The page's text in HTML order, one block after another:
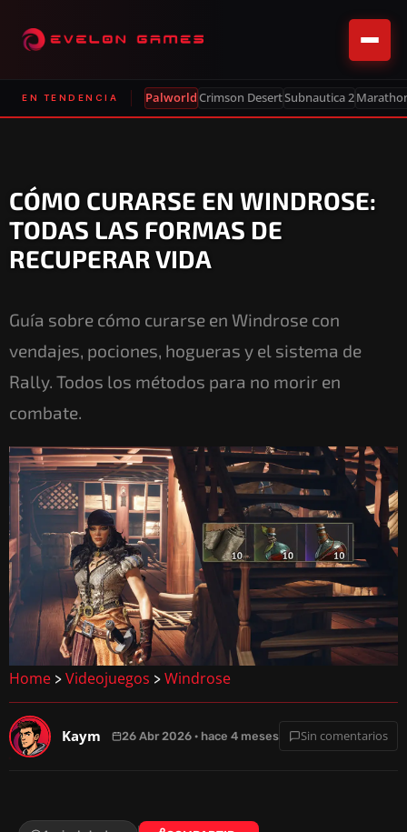
EN TENDENCIA PalworldCrimson DesertSubnautica 2
CÓMO CURARSE EN WINDROSE:
TODAS LAS FORMAS DE
RECUPERAR VIDA
Guía sobre cómo curarse en Windrose con
vendajes, pociones, hogueras y el sistema de
Rally. Todos los métodos para no morir en
combate.
Home > Videojuegos > Windrose
Kaym 26 Abr 2026 · hace 4 meses Sin comentarios